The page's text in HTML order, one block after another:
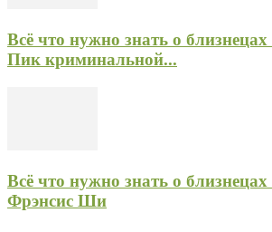
Всё что нужно знать о
Пик криминальной...
Всё что нужно знать о
Фрэнсис Ши